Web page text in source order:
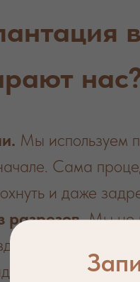
Мы используем
Сама
и даже
разрезов.Мы не
углом.